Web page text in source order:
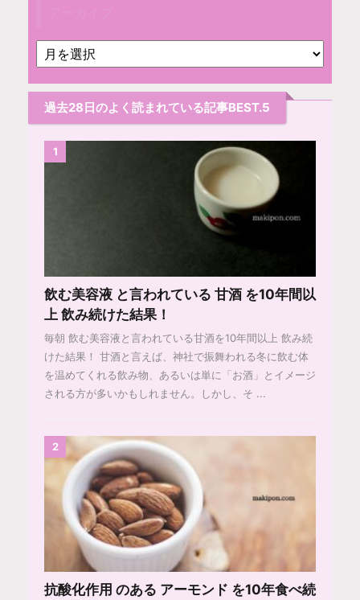
過去28日のよく読まれている記事BEST.5
1
飲む美容液 と言われている 甘酒 を10年間以
上 飲み続けた結果！
毎朝 飲む美容液と言われている甘酒を10年間以上 飲み続
けた結果！ 甘酒と言えば、神社で振舞われる冬に飲む体
を温めてくれる飲み物、あるいは単に「お酒」とイメージ
される方が多いかもしれません。しかし、そ ...
2
抗酸化作用 のある アーモンド を10年食べ続